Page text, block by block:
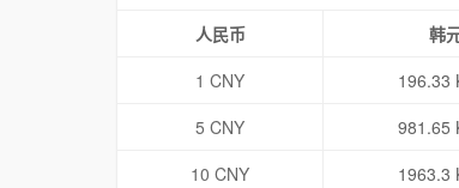
人民币 韩
1 CNY
196.33
5 CNY
981.65
10 CNY
1963.3